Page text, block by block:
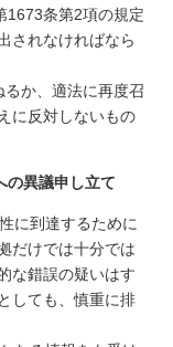
条第2項の規定
されなければなら
るか、適法に再度召
に反対しないもの
異議申し立て
に到達するために
だけでは十分では
な錯誤の疑いはす
しても、慎重に排